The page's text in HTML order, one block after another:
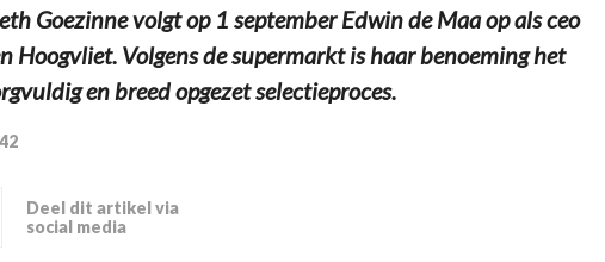
Goezinne volgt op 1 september Edwin de Maa op als ceo
Hoogvliet. Volgens de supermarkt is haar benoeming het
en breed opgezet selectieproces.
Deel dit artikel via
social media